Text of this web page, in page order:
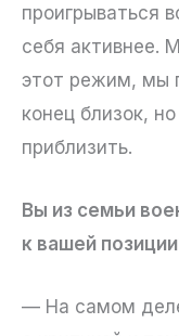
проигрываться
себя активнее.
этот режим, мы
конец близок,
приблизить.
Вы из семьи
к вашей
— На самом